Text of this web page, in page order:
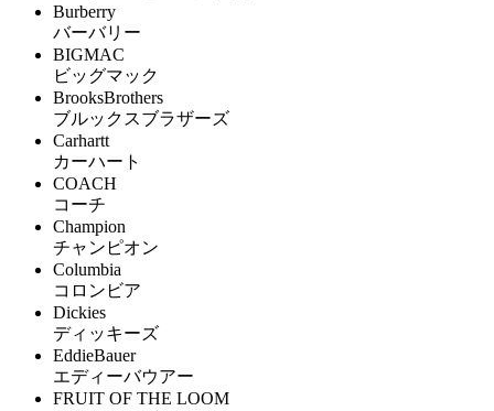
Burberry
バーバリー
BIGMAC
ビッグマック
BrooksBrothers
ブルックスブラザーズ
Carhartt
カーハート
COACH
コーチ
Champion
チャンピオン
Columbia
コロンビア
Dickies
ディッキーズ
EddieBauer
エディーバウアー
FRUIT OF THE LOOM